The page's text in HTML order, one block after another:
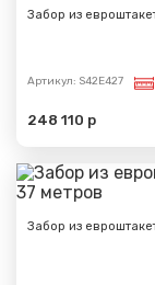
Забор из
Артикул: S42E427
248 110 р
Забор из